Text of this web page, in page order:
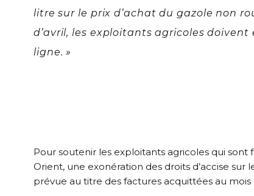
litre sur le prix d’achat du gazole non
d’avril, les exploitants agricoles
ligne. »
Pour soutenir les exploitants agricoles qui
Orient, une exonération des droits d’accise sur
prévue au titre des factures acquittées au mois